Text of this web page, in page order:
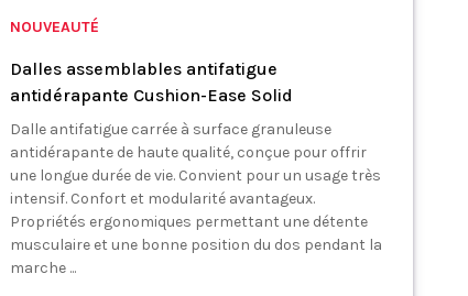
NOUVEAUTÉ
Dalles assemblables antifatigue
antidérapante Cushion-Ease Solid
Dalle antifatigue carrée à surface granuleuse
antidérapante de haute qualité, conçue pour offrir
une longue durée de vie. Convient pour un usage très
intensif. Confort et modularité avantageux.
Propriétés ergonomiques permettant une détente
musculaire et une bonne position du dos pendant la
marche ...